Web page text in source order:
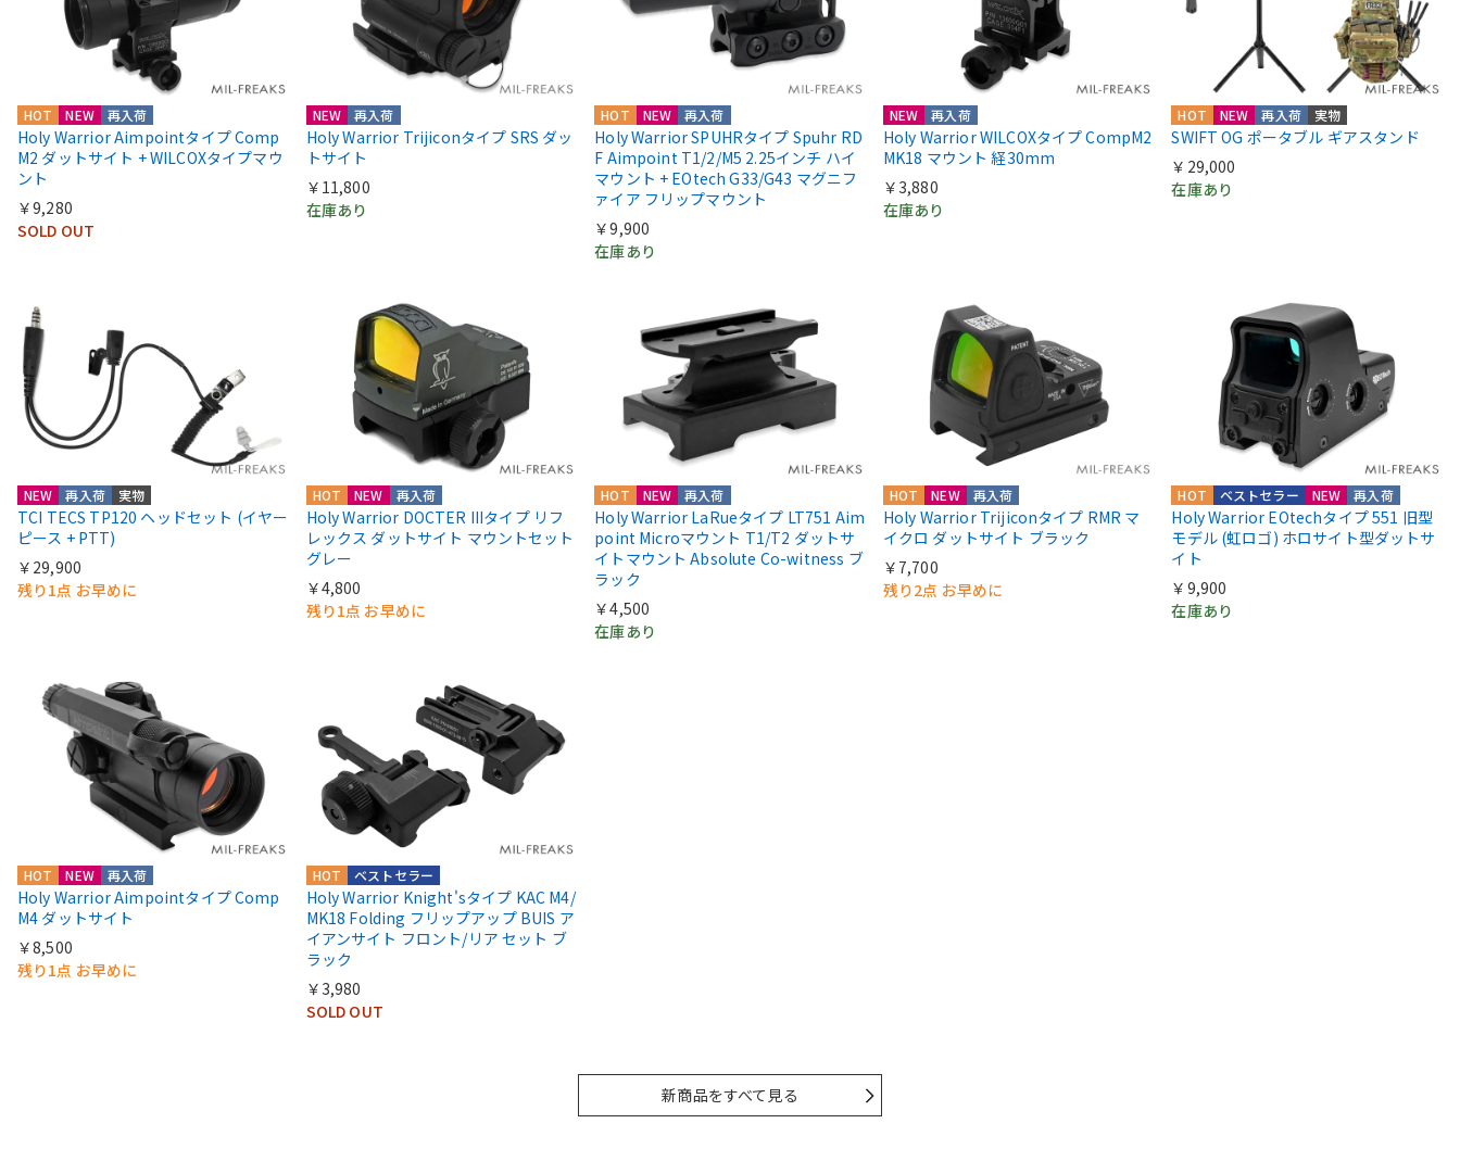
HOT NEW 再入荷
Holy Warrior Aimpointタイプ Comp
M2 ダットサイト + WILCOXタイプマウ
ント
￥9,280
SOLD OUT
NEW 再入荷
Holy Warrior Trijiconタイプ SRS ダッ
トサイト
￥11,800
在庫あり
HOT NEW 再入荷
Holy Warrior SPUHRタイプ Spuhr RD
F Aimpoint T1/2/M5 2.25インチ ハイ
マウント + EOtech G33/G43 マグニフ
ァイア フリップマウント
￥9,900
在庫あり
NEW 再入荷
Holy Warrior WILCOXタイプ CompM2
MK18 マウント 経30mm
￥3,880
在庫あり
HOT NEW 再入荷 実物
SWIFT OG ポータブル ギアスタンド
￥29,000
在庫あり
NEW 再入荷 実物
TCI TECS TP120 ヘッドセット (イヤー
ピース + PTT)
￥29,900
残り1点 お早めに
HOT NEW 再入荷
Holy Warrior DOCTER IIIタイプ リフ
レックス ダットサイト マウントセット
グレー
￥4,800
残り1点 お早めに
HOT NEW 再入荷
Holy Warrior LaRueタイプ LT751 Aim
point Microマウント T1/T2 ダットサ
イトマウント Absolute Co-witness ブ
ラック
￥4,500
在庫あり
HOT NEW 再入荷
Holy Warrior Trijiconタイプ RMR マ
イクロ ダットサイト ブラック
￥7,700
残り2点 お早めに
HOT NEW 再入荷
ベストセラー
Holy Warrior EOtechタイプ 551 旧型
モデル (虹ロゴ) ホロサイト型ダットサ
イト
￥9,900
在庫あり
HOT NEW 再入荷
Holy Warrior Aimpointタイプ Comp
M4 ダットサイト
￥8,500
残り1点 お早めに
HOT ベストセラー
Holy Warrior Knight'sタイプ KAC M4/
MK18 Folding フリップアップ BUIS ア
イアンサイト フロント/リア セット ブ
ラック
￥3,980
SOLD OUT
新商品をすべて見る